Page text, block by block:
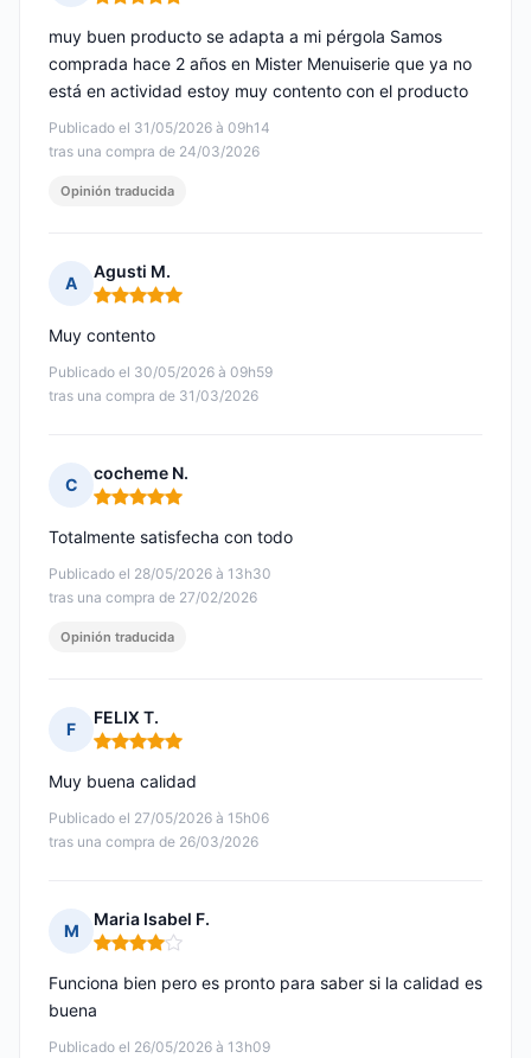
Nota: 5 de 5
Publicado el 31/05/2026 à 09h14
tras una compra de 24/03/2026
muy buen producto se adapta a mi pérgola Samos
comprada hace 2 años en Mister Menuiserie que ya no
está en actividad estoy muy contento con el producto
Opinión traducida
A
Agusti M.
Nota: 5 de 5
Publicado el 30/05/2026 à 09h59
tras una compra de 31/03/2026
Muy contento
C
cocheme N.
Nota: 5 de 5
Publicado el 28/05/2026 à 13h30
tras una compra de 27/02/2026
Totalmente satisfecha con todo
Opinión traducida
F
FELIX T.
Nota: 5 de 5
Publicado el 27/05/2026 à 15h06
tras una compra de 26/03/2026
Muy buena calidad
M
Maria Isabel F.
Nota: 4 de 5
Publicado el 26/05/2026 à 13h09
Funciona bien pero es pronto para saber si la calidad es
buena